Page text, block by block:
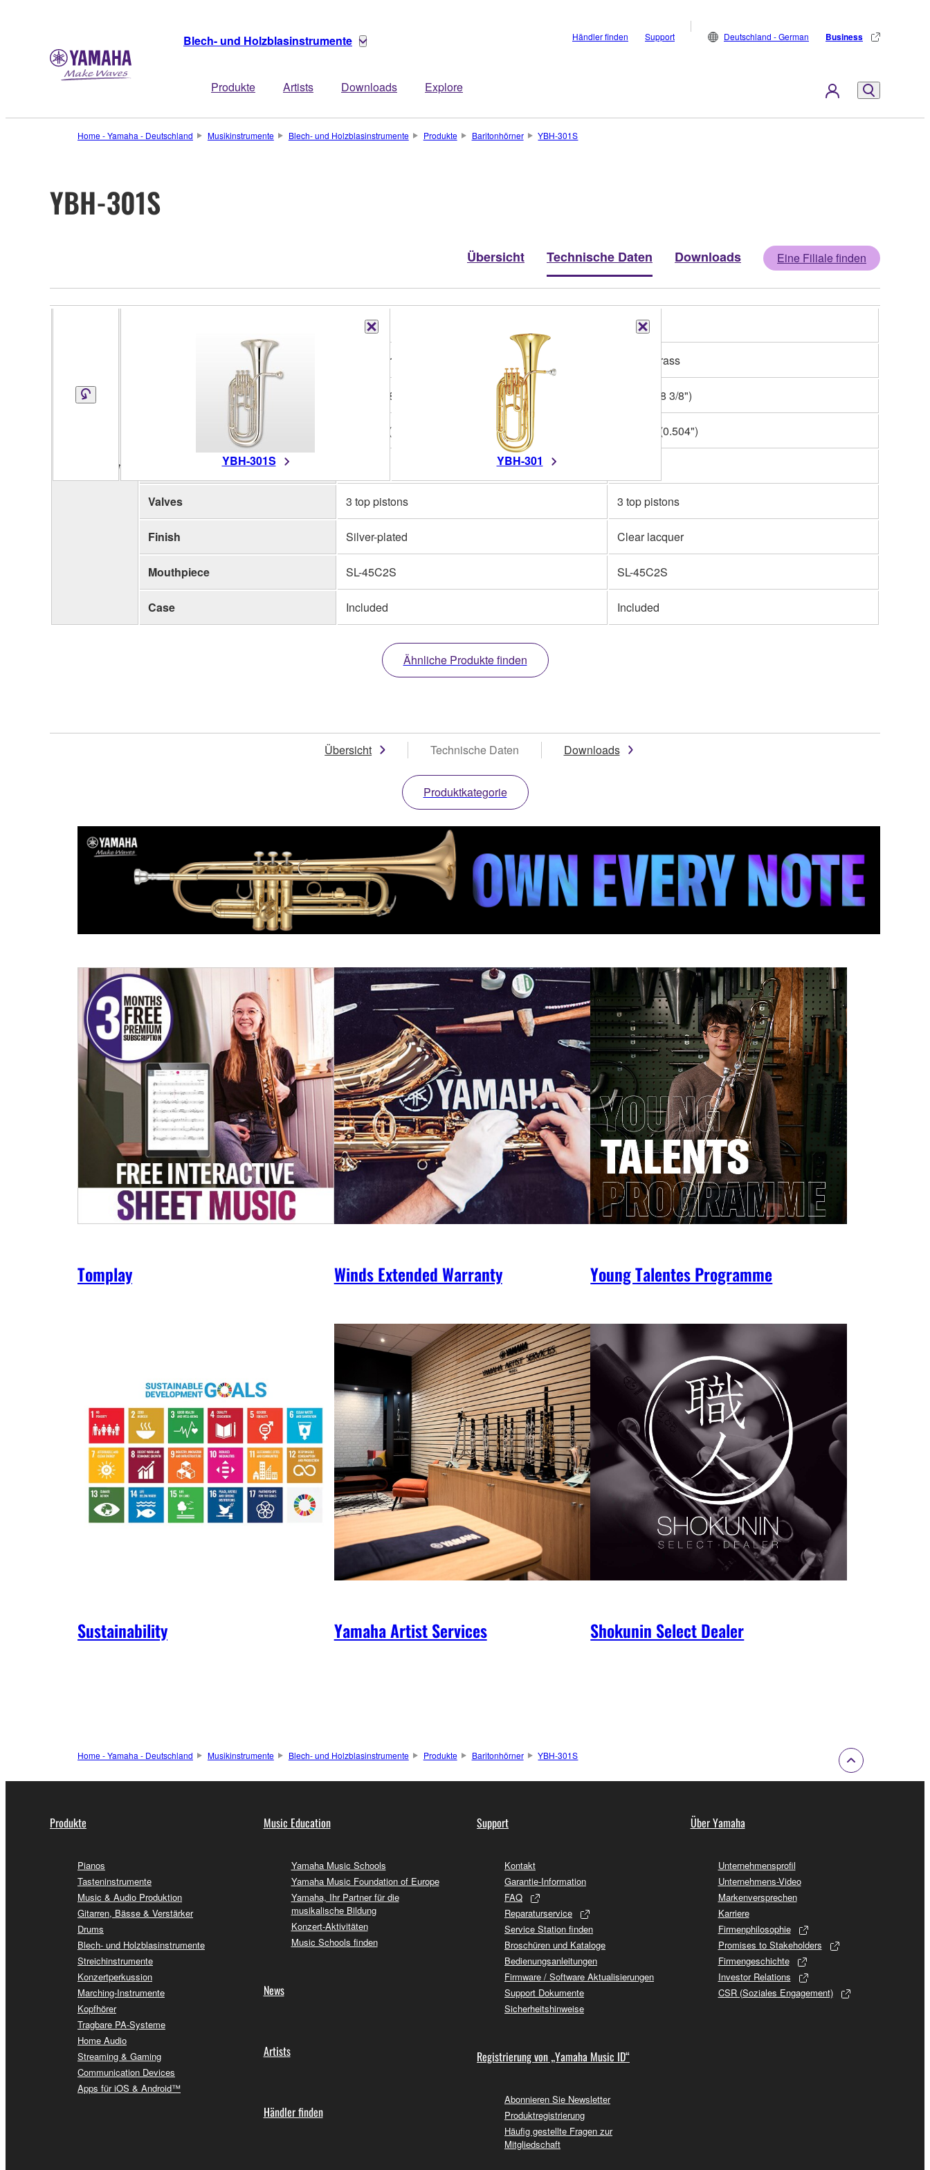
Blech- und Holzblasinstrumente
Produkte Artists Downloads Explore
Händler finden Support Deutschland - German Business
Home - Yamaha - Deutschland Musikinstrumente Blech- und Holzblasinstrumente Produkte Baritonhörner YBH-301S
YBH-301S
Übersicht Technische Daten Downloads Eine Filiale finden
YBH-301S YBH-301
Specifications
Yellow brass Yellow brass
211mm (8 3/8") 211mm (8 3/8")
12.8mm (0.504") 12.8mm (0.504")
Valves 3 top pistons 3 top pistons
Finish Silver-plated Clear lacquer
Mouthpiece SL-45C2S SL-45C2S
Case Included Included
Ähnliche Produkte finden
Übersicht Technische Daten Downloads
Produktkategorie
Tomplay Winds Extended Warranty Young Talentes Programme
Sustainability Yamaha Artist Services Shokunin Select Dealer
Home - Yamaha - Deutschland Musikinstrumente Blech- und Holzblasinstrumente Produkte Baritonhörner YBH-301S
Produkte
Pianos
Tasteninstrumente
Music & Audio Produktion
Gitarren, Bässe & Verstärker
Drums
Blech- und Holzblasinstrumente
Streichinstrumente
Konzertperkussion
Marching-Instrumente
Kopfhörer
Tragbare PA-Systeme
Home Audio
Streaming & Gaming
Communication Devices
Apps für iOS & Android™
Music Education
Yamaha Music Schools
Yamaha Music Foundation of Europe
Yamaha, Ihr Partner für die
musikalische Bildung
Konzert-Aktivitäten
Music Schools finden
News
Artists
Händler finden
Support
Kontakt
Garantie-Information
FAQ
Reparaturservice
Service Station finden
Broschüren und Kataloge
Bedienungsanleitungen
Firmware / Software Aktualisierungen
Support Dokumente
Sicherheitshinweise
Registrierung von „Yamaha Music ID“
Abonnieren Sie Newsletter
Produktregistrierung
Häufig gestellte Fragen zur
Mitgliedschaft
Über Yamaha
Unternehmensprofil
Unternehmens-Video
Markenversprechen
Karriere
Firmenphilosophie
Promises to Stakeholders
Firmengeschichte
Investor Relations
CSR (Soziales Engagement)